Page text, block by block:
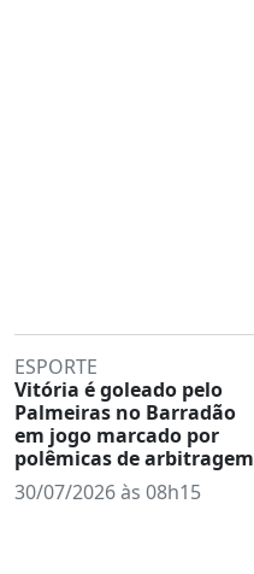
ESPORTE
Vitória é goleado pelo
Palmeiras no Barradão
em jogo marcado por
polêmicas de arbitragem
30/07/2026 às 08h15